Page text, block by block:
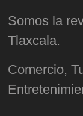
Somos la
Tlaxcala.
Comercio,